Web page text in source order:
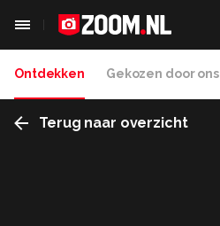
Ontdekken Gekozen door ons
Terug naar overzicht